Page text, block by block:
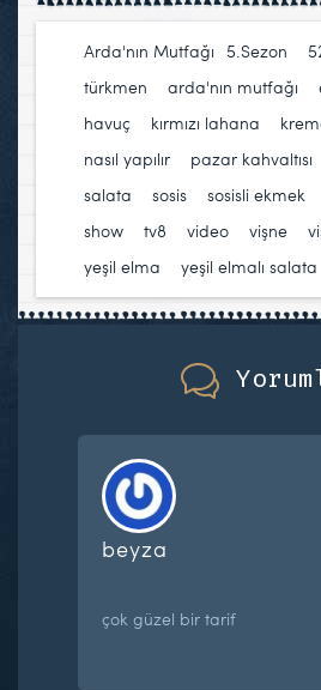
Arda'nın Mutfağı 5.Sezon
türkmen
arda'nın mutfağı
havuç
kırmızı lahana
nasıl yapılır
pazar kahvaltısı
salata
sosis sosisli ekmek
show
tv8 video vişne
yeşil elma
yeşil elmalı salata
beyza
çok güzel bir tarif